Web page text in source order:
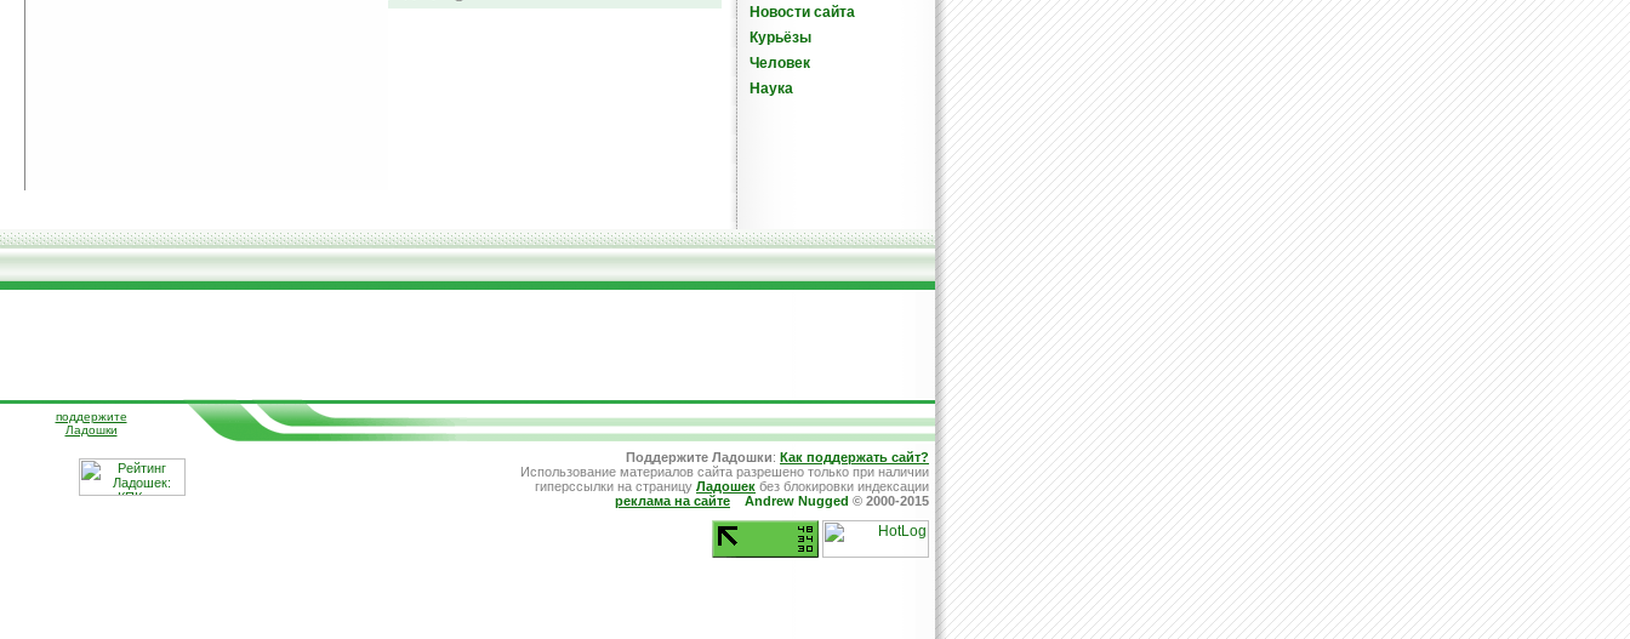
Новости сайта
Курьёзы
Человек
Наука
поддержите
Ладошки
Поддержите Ладошки: Как поддержать сайт?
Использование материалов сайта разрешено только при наличии
гиперссылки на страницу Ладошек без блокировки индексации
реклама на сайте
Andrew Nugged © 2000-2015